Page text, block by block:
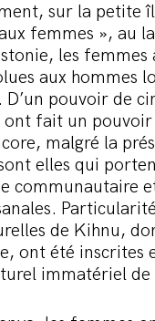
sur la petite
femmes », au
les femmes
aux hommes
pouvoir de
ont fait un
malgré la
elles qui
communautaire
de Kihnu,
ont été inscrites
immatériel de